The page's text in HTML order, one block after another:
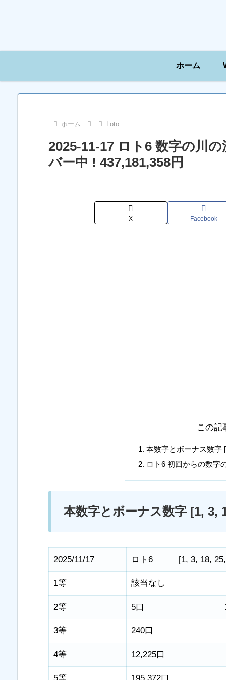
ホーム
ホーム Loto
2025-11-17 ロト6 数字の川
バー中 ! 437,181,358円
X Facebook
この記
本数字とボーナス数字
ロト6 初回からの数字
本数字とボーナス数字 [1, 3,
2025/11/17 ロト6 [1, 3, 18, 25
1等 該当なし
2等 5口
3等 240口
4等 12,225口